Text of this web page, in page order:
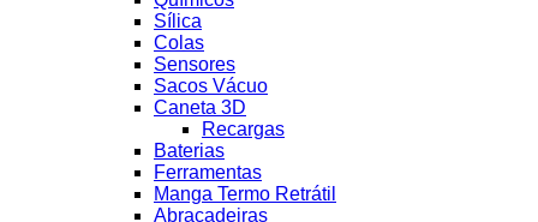
Sílica
Colas
Sensores
Sacos Vácuo
Caneta 3D
Recargas
Baterias
Ferramentas
Manga Termo Retrátil
Abraçadeiras